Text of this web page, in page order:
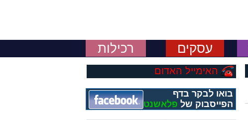
עסקים רכילות
האימייל האדום
בואו לבקר בדף
הפייסבוק של פלאשנט